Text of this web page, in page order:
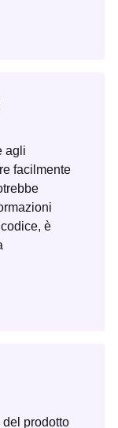
agli
facilmente
è
prodotto